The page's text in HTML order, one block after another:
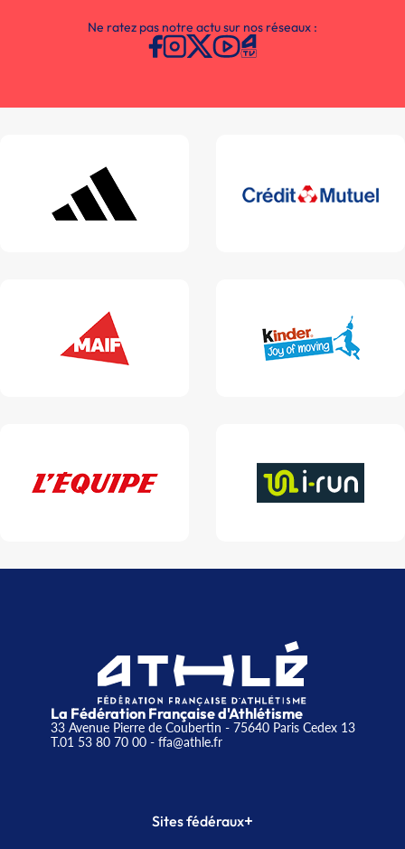
Ne ratez pas notre actu sur nos réseaux :
La Fédération Française d'Athlétisme
33 Avenue Pierre de Coubertin - 75640 Paris Cedex 13
T.01 53 80 70 00- ffa@athle.fr
Sites fédéraux+